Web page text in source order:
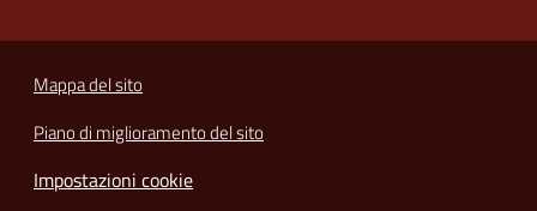
Mappa del sito
Piano di miglioramento del sito
Impostazioni cookie